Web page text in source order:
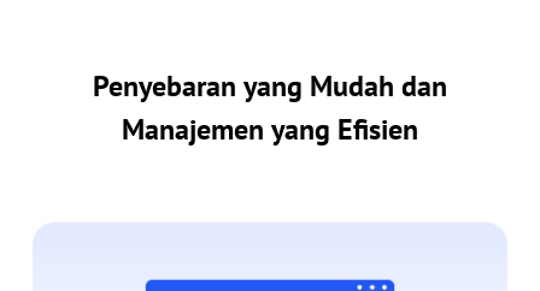
Penyebaran yang Mudah dan
Manajemen yang Efisien